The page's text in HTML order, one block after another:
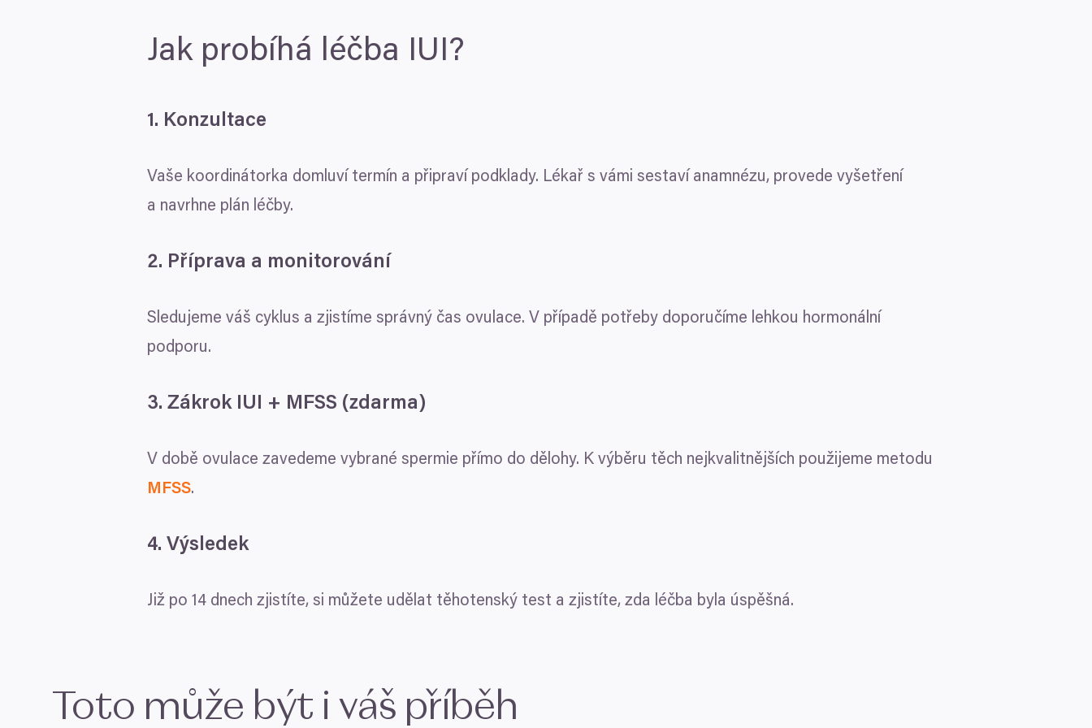
Jak probíhá léčba IUI?
1. Konzultace
Vaše koordinátorka domluví termín a připraví podklady. Lékař s vámi sestaví anamnézu, provede vyšetření
a navrhne plán léčby.
2. Příprava a monitorování
Sledujeme váš cyklus a zjistíme správný čas ovulace. V případě potřeby doporučíme lehkou hormonální
podporu.
3. Zákrok IUI + MFSS (zdarma)
V době ovulace zavedeme vybrané spermie přímo do dělohy. K výběru těch nejkvalitnějších použijeme metodu
MFSS.
4. Výsledek
Již po 14 dnech zjistíte, si můžete udělat těhotenský test a zjistíte, zda léčba byla úspěšná.
Toto může být i váš příběh